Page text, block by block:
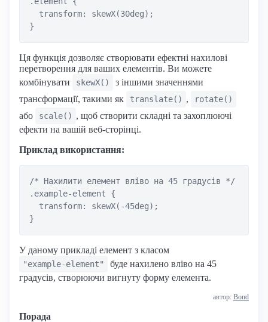
  transform: skewX(30deg);
Ця функція дозволяє створювати ефектні нахилові
перетворення для ваших елементів. Ви можете
комбінувати
skewX()
з іншими значеннями
трансформації, такими як
translate() , rotate()
або scale() , щоб створити складні та захоплюючі
ефекти на вашій веб-сторінці.
Приклад використання:
/* Нахилити елемент вліво на 45 градусів */
.example-element {
  transform: skewX(-45deg);
У даному прикладі елемент з класом
"example-element"
буде нахилено вліво на 45
градусів, створюючи вигнуту форму елемента.
автор: Bond
Порада